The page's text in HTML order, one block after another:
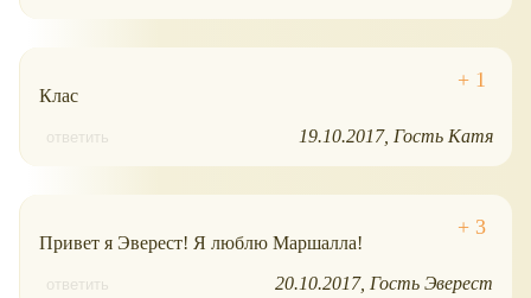
Клас
ответить 19.10.2017 Гость Катя
Привет я Эверест! Я люблю Маршалла!
ответить 20.10.2017 Гость Эверест